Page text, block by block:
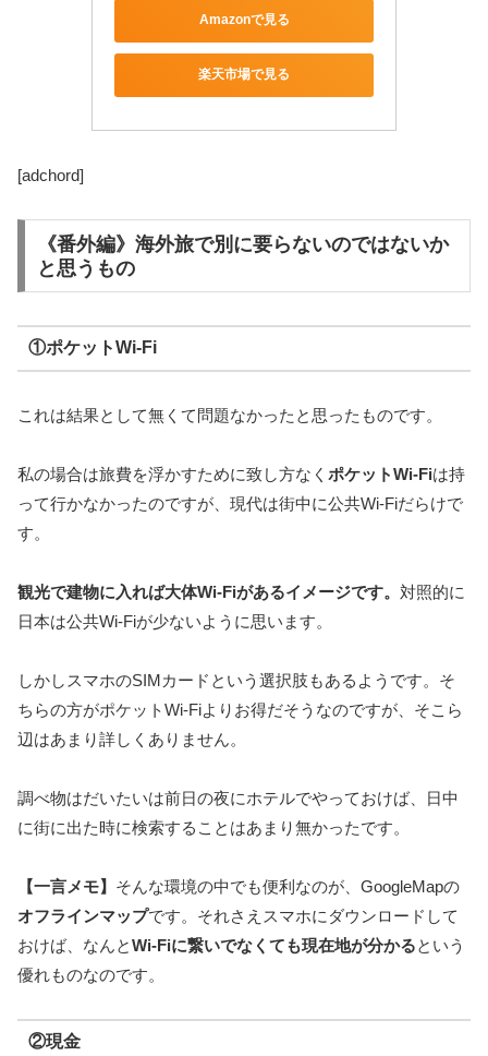
Amazonで見る
楽天市場で見る
[adchord]
《番外編》海外旅で別に要らないのではないか
と思うもの
①ポケットWi-Fi
これは結果として無くて問題なかったと思ったものです。
私の場合は旅費を浮かすために致し方なく ポケットWi-Fiは持
って行かなかったのですが、現代は街中に公共Wi-Fiだらけで
す。
観光で建物に入れば大体Wi-Fiがあるイメージです。 対照的に
日本は公共Wi-Fiが少ないように思います。
しかしスマホのSIMカードという選択肢もあるようです。そ
ちらの方がポケットWi-Fiよりお得だそうなのですが、そこら
辺はあまり詳しくありません。
調べ物はだいたいは前日の夜にホテルでやっておけば、日中
に街に出た時に検索することはあまり無かったです。
【一言メモ】 そんな環境の中でも便利なのが、GoogleMapの
オフラインマップです。それさえスマホにダウンロードして
おけば、なんとWi-Fiに繋いでなくても現在地が分かるという
優れものなのです。
②現金